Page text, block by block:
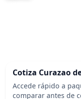
Cotiza Curazao
Accede rápido a
comparar antes de